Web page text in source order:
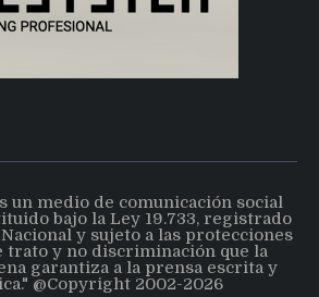
un medio de comunicación social
bajo la Ley 19.733, registrado
y sujeto a las protecciones
trato y no discriminación que la
garantiza a la prensa escrita y
@Copyright 2002-2026